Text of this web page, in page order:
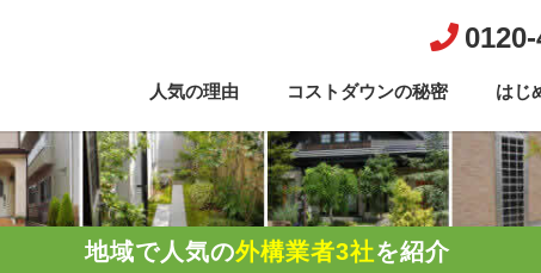
人気の理由 コストダウンの秘密 はじ
地域で人気の外構業者3社を紹介